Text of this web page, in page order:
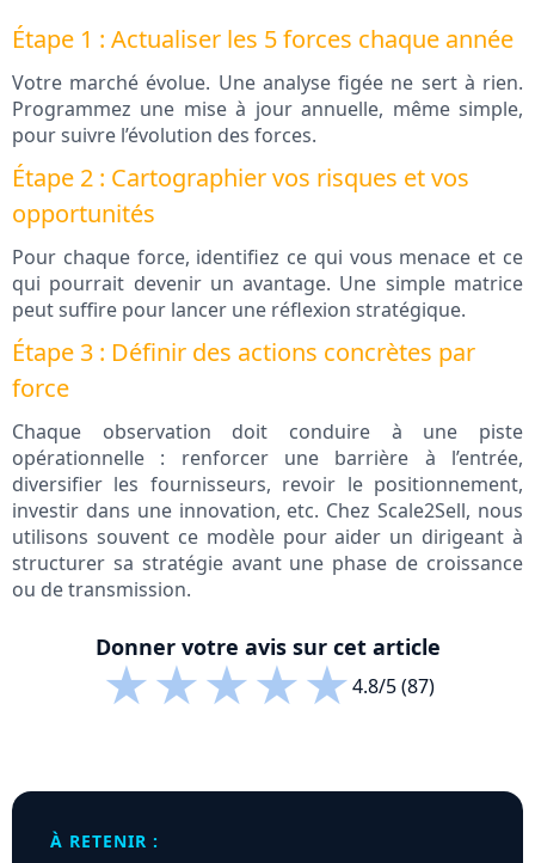
Étape 1 : Actualiser les 5 forces chaque année
Votre marché évolue. Une analyse figée ne sert à rien.
Programmez une mise à jour annuelle, même simple,
pour suivre l’évolution des forces.
Étape 2 : Cartographier vos risques et vos
opportunités
Pour chaque force, identifiez ce qui vous menace et ce
qui pourrait devenir un avantage. Une simple matrice
peut suffire pour lancer une réflexion stratégique.
Étape 3 : Définir des actions concrètes par
force
Chaque observation doit conduire à une piste
opérationnelle : renforcer une barrière à l’entrée,
diversifier les fournisseurs, revoir le positionnement,
investir dans une innovation, etc. Chez Scale2Sell, nous
utilisons souvent ce modèle pour aider un dirigeant à
structurer sa stratégie avant une phase de croissance
ou de transmission.
Donner votre avis sur cet article
★★★★★4.8/5 (87)
À RETENIR :